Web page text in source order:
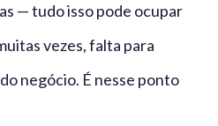
— tudo isso pode ocupar
vezes, falta para
negócio. É nesse ponto